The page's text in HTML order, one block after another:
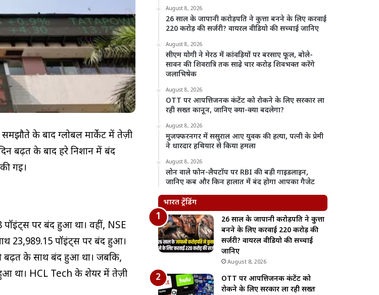
के बाद ग्लोबल मार्केट में तेज़ी
बढ़त के बाद हरे निशान में बंद
गई।
पर बंद हुआ था। वहीं, NSE
23,989.15 पॉइंट्स पर बंद हुआ।
बढ़त के साथ बंद हुआ था। जबकि,
था। HCL Tech के शेयर में तेज़ी
August 8, 2026
26 साल के जापानी करोड़पति ने कुत्ता बनने के लिए करवाई
220 करोड़ की सर्जरी? वायरल वीडियो की सच्चाई जानिए
August 8, 2026
सीएम योगी ने मेरठ में कांवड़ियों पर बरसाए फूल, बोले-
सावन की शिवरात्रि तक साढ़े चार करोड़ शिवभक्त करेंगे
जलाभिषेक
August 8, 2026
OTT पर आपत्तिजनक कंटेंट को रोकने के लिए सरकार ला
रही सख्त कानून, जानिए क्या-क्या बदलेगा?
August 8, 2026
मुजफ्फरनगर में ससुराल आए युवक की हत्या, पत्नी के प्रेमी
ने धारदार हथियार से किया हमला
August 8, 2026
लोन वाले फोन-लैपटॉप पर RBI की बड़ी गाइडलाइन,
जानिए कब और किन हालात में बंद होगा आपका गैजेट
भारत ट्रेंडिंग
26 साल के जापानी करोड़पति ने कुत्ता
बनने के लिए करवाई 220 करोड़ की
सर्जरी? वायरल वीडियो की सच्चाई
जानिए
August 8, 2026
OTT पर आपत्तिजनक कंटेंट को
रोकने के लिए सरकार ला रही सख्त